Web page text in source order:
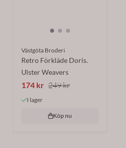
Västgöta Broderi
Retro Förkläde Doris.
Ulster Weavers
174 kr 249 kr
I lager
Köp nu